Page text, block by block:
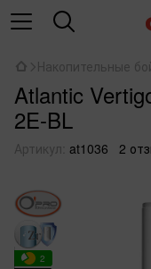
Накопительные
Atlantic
2E-BL
Артикул: at1036 2
2